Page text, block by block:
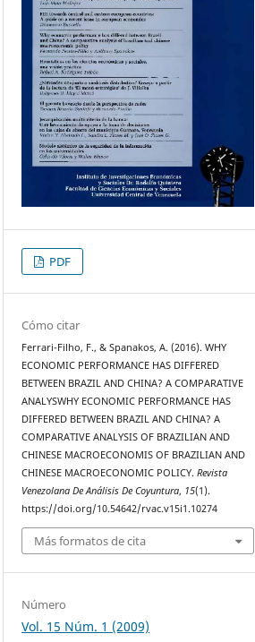
PDF
Cómo citar
Ferrari-Filho, F., & Spanakos, A. (2016). WHY
ECONOMIC PERFORMANCE HAS DIFFERED
BETWEEN BRAZIL AND CHINA? A COMPARATIVE
ANALYSWHY ECONOMIC PERFORMANCE HAS
DIFFERED BETWEEN BRAZIL AND CHINA? A
COMPARATIVE ANALYSIS OF BRAZILIAN AND
CHINESE MACROECONOMIS OF BRAZILIAN AND
CHINESE MACROECONOMIC POLICY.Revista
Venezolana De Análisis De Coyuntura, 15(1).
https://doi.org/10.54642/rvac.v15i1.10274
Más formatos de cita
Número
Vol. 15 Núm. 1 (2009)